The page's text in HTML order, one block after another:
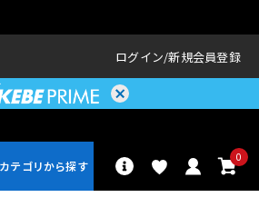
ログイン 新規会員登録
0